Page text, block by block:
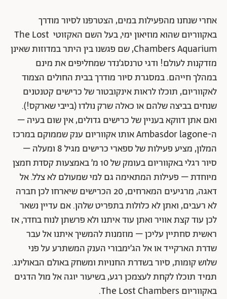
אחרי שנחנו מהפעילות במים, הצטרפנו לסיור מודרך
באקווריום שהוא מוזיאון ימי, בעל השם האקזוטי The Lost
Chambers Aquarium, שם פגשנו בין היתר במדוזות שאינן
מזדקנות לעולם! ודגי טרנסג׳נדר שמחליפים את מינם
במהלך חייהם. במסגרת סיור מודרך בבית החולים הצמוד
לאקווריום, תוכלו לראות אינקובטור של כרישים קטנטנים
שנחים בביצה שלהם או כאלה שרק נולדו (בייבי שארקס!).
ואם אתן דווקא בעניין של כרישים גדולים, אין שום בעיה –
ה-Ambasdor lagone אותו אקווריום ענק שממוקם במרכז
המלון, מציע פעילות של ספארי כרישים מגיל 8 ומעלה –
סיור רגלי באקווריום בעומק של 10 מ׳ באמצעות קסדת חמצן
מיוחדת – פעילות המתאימה גם למי שמעולם לא צלל. אל
דאגה, מרגיעים המארחים, 20 הכרישים שיארחו לכן חברה
לא רעבים, ואתן לא כלולות בתפריט שלהן. אם עדיין נשאר
לכן עוד קצת אוויר ואתן עוד איתנו ולא פרשתן לנוח בחדר, אז
ראשית סחתיין עליכן – מוזמנות להמשיך איתנו אל עבר
שדרת הארקייד או אל הג׳ימבורי הענק המשתרע על פני
שלוש קומות, סיור בשדרת החנויות ומשחק באולם הבאולינג.
תמיד תוכלו לקחת לעצמכן רגע, בשיעור יוגה אל מול הדגים
באקווריום The Lost Chambers.